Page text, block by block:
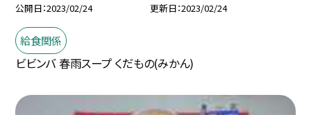
公開日 2023/02/24 更新日 2023/02/24
給食関係
ビビンバ 春雨スープ くだもの(みかん)